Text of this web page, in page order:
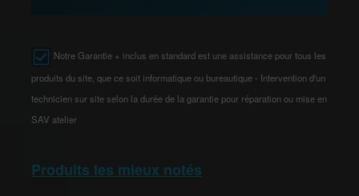
Notre Garantie + inclus en standard est une assistance pour tous les
produits du site, que ce soit informatique ou bureautique - Intervention d'un
technicien sur site selon la durée de la garantie pour réparation ou mise en
SAV atelier
Produits les mieux notés